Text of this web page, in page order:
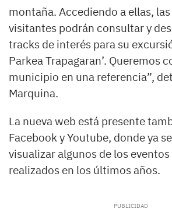
montaña. Accediendo a ellas,
visitantes podrán consultar y
tracks de interés para su
Parkea Trapagaran’. Queremos
municipio en una referencia”,
Marquina.
La nueva web está presente
Facebook y Youtube, donde ya
visualizar algunos de los
realizados en los últimos años.